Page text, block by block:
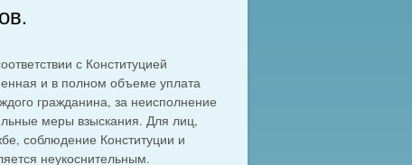
с Конституцией
и в полном объеме уплата
гражданина, за неисполнение
меры взыскания. Для лиц,
соблюдение Конституции и
неукоснительным.